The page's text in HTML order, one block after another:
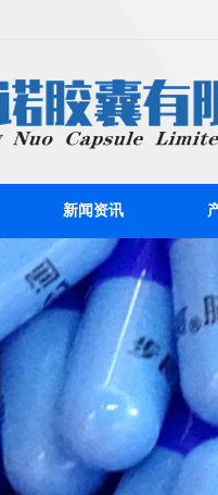
新闻资讯